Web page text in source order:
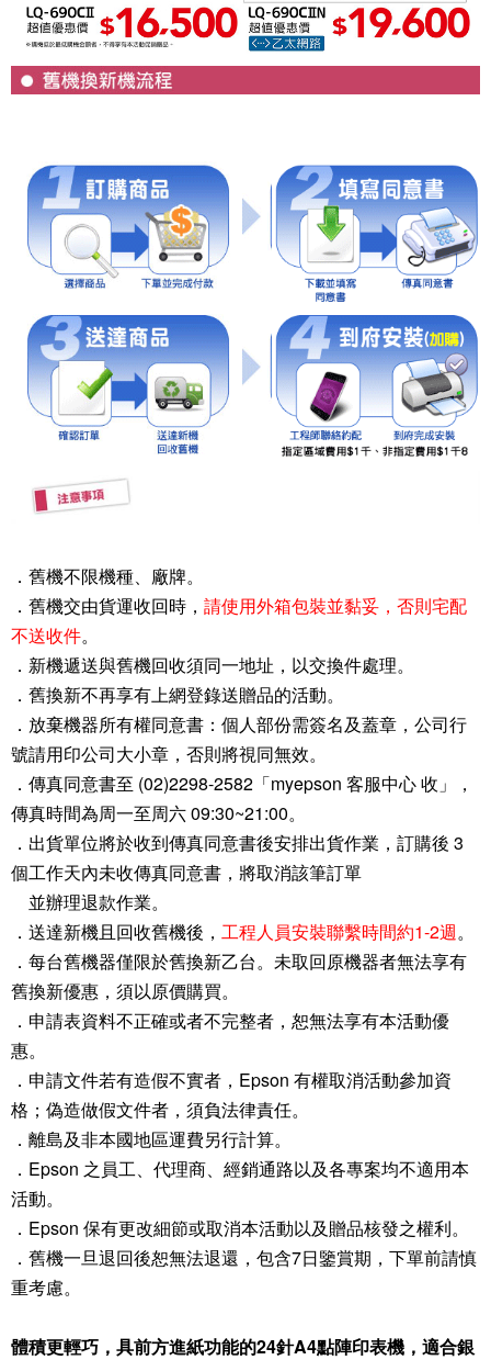
．舊機不限機種、廠牌。
．舊機交由貨運收回時， 請使用外箱包裝並黏妥，否則宅配
不送收件。
．新機遞送與舊機回收須同一地址，以交換件處理。
．舊換新不再享有上網登錄送贈品的活動。
．放棄機器所有權同意書：個人部份需簽名及蓋章，公司行
號請用印公司大小章，否則將視同無效。
．傳真同意書至 (02)2298-2582「myepson 客服中心 收」，
傳真時間為周一至周六 09:30~21:00。
．出貨單位將於收到傳真同意書後安排出貨作業，訂購後 3
個工作天內未收傳真同意書，將取消該筆訂單
並辦理退款作業。
．送達新機且回收舊機後， 工程人員安裝聯繫時間約1-2週。
．每台舊機器僅限於舊換新乙台。未取回原機器者無法享有
舊換新優惠，須以原價購買。
．申請表資料不正確或者不完整者，恕無法享有本活動優
惠。
．申請文件若有造假不實者，Epson 有權取消活動參加資
格；偽造做假文件者，須負法律責任。
．離島及非本國地區運費另行計算。
．Epson 之員工、代理商、經銷通路以及各專案均不適用本
活動。
．Epson 保有更改細節或取消本活動以及贈品核發之權利。
．舊機一旦退回後恕無法退還，包含7日鑒賞期，下單前請慎
重考慮。
體積更輕巧，具前方進紙功能的24針A4點陣印表機，適合銀